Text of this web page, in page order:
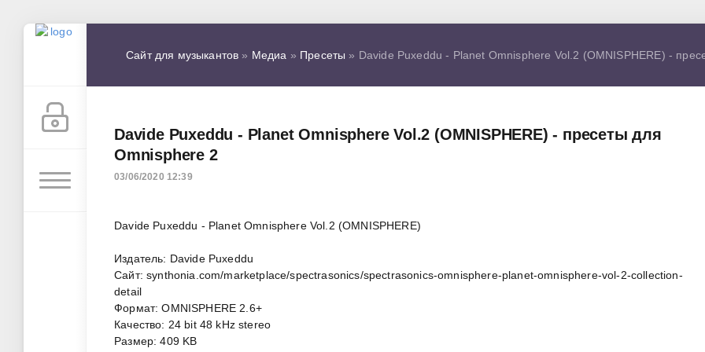
Сайт для музыкантов » Медиа » Пресеты » Davide Puxeddu - Planet Omnisphere Vol.2 (OMNISPHERE) -
Davide Puxeddu - Planet Omnisphere Vol.2 (OMNISPHERE) - пресеты для
Omnisphere 2
03/06/2020 12:39
Davide Puxeddu - Planet Omnisphere Vol.2 (OMNISPHERE)
Издатель: Davide Puxeddu
Сайт: synthonia.com/marketplace/spectrasonics/spectrasonics-omnisphere-planet-omnisphere-vol-2-collection-
detail
Формат: OMNISPHERE 2.6+
Качество: 24 bit 48 kHz stereo
Размер: 409 KB